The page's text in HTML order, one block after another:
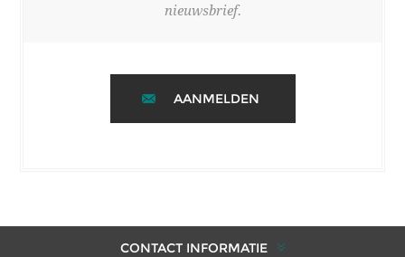
nieuwsbrief.
AANMELDEN
CONTACT INFORMATIE